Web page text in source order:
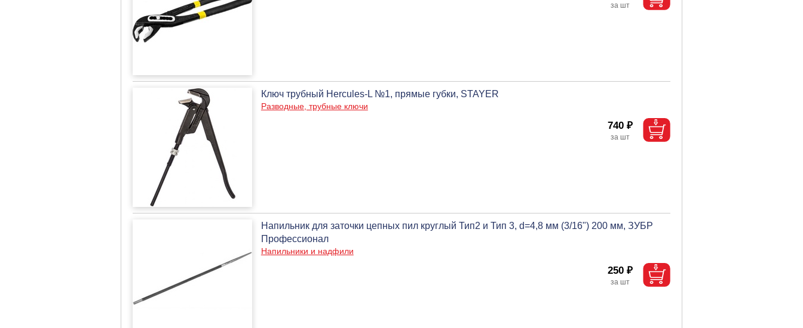
Ключ трубный Hercules-L №1, прямые губки, STAYER
Разводные, трубные ключи
740 ₽
Напильник для заточки цепных пил круглый Тип2 и Тип 3, d=4,8 мм (3/16") 200 мм, ЗУБР
Профессионал
Напильники и надфили
250 ₽